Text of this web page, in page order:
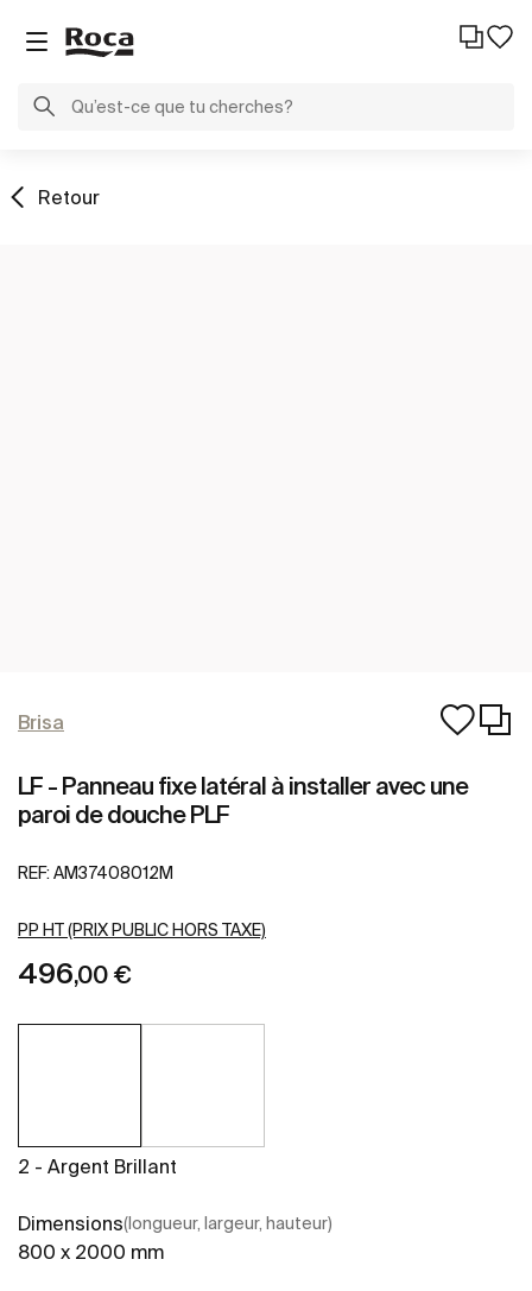
Retour
Brisa
LF - Panneau fixe latéral à installer avec une
paroi de douche PLF
REF: AM37408012M
PP HT (PRIX PUBLIC HORS TAXE)
496,00 €
2 - Argent Brillant
Dimensions(longueur, largeur, hauteur)
800 x 2000 mm